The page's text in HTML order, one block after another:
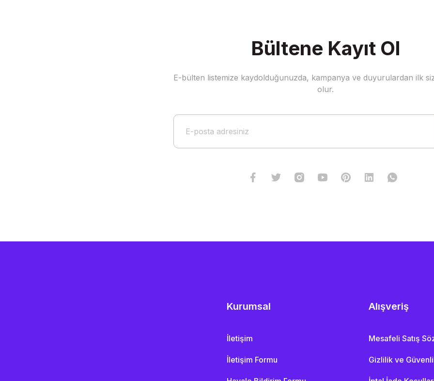
Gönder
Bültene Kayıt Ol
E-bülten listemize kaydolduğunuzda, kampanya ve duyurulardan ilk
olur.
Kurumsal
İletişim
İletişim Formu
Alışveriş
Mesafeli Satış
Gizlilik ve